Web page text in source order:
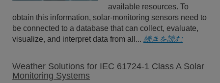
available resources. To
obtain this information, solar-monitoring sensors need to
be connected to a database that can collect, evaluate,
visualize, and interpret data from all... 続きを読む
Weather Solutions for IEC 61724-1 Class A Solar
Monitoring Systems